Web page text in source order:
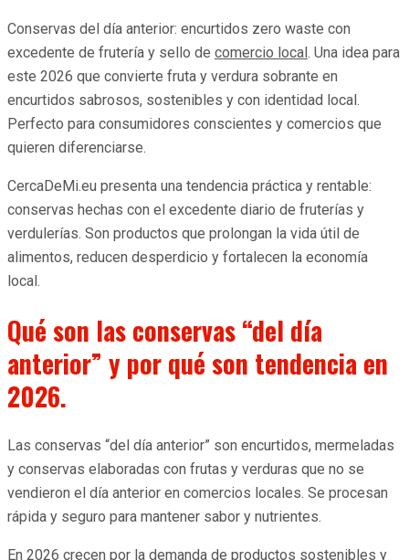
Conservas del día anterior: encurtidos zero waste con
excedente de frutería y sello de comercio local. Una idea para
este 2026 que convierte fruta y verdura sobrante en
encurtidos sabrosos, sostenibles y con identidad local.
Perfecto para consumidores conscientes y comercios que
quieren diferenciarse.
CercaDeMi.eu presenta una tendencia práctica y rentable:
conservas hechas con el excedente diario de fruterías y
verdulerías. Son productos que prolongan la vida útil de
alimentos, reducen desperdicio y fortalecen la economía
local.
Qué son las conservas “del día
anterior” y por qué son tendencia en
2026.
Las conservas “del día anterior” son encurtidos, mermeladas
y conservas elaboradas con frutas y verduras que no se
vendieron el día anterior en comercios locales. Se procesan
rápida y seguro para mantener sabor y nutrientes.
En 2026 crecen por la demanda de productos sostenibles y